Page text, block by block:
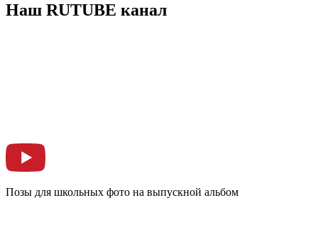
Наш RUTUBE канал
Позы для школьных фото на выпускной альбом